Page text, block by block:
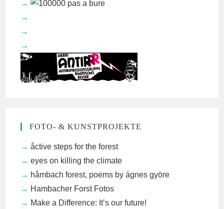
FOTO- & KUNSTPROJEKTE
åctive steps for the forest
eyes on killing the climate
håmbach forest, poems by ágnes györe
Hambacher Forst Fotos
Make a Difference: It’s our future!